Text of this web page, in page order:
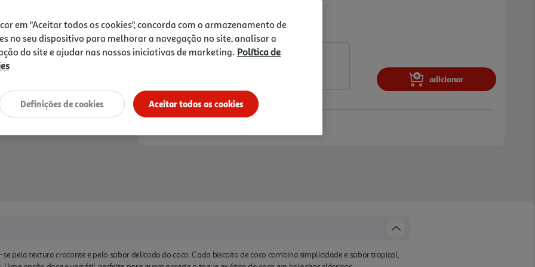
Notas de preparação
adicionar
pela textura crocante e pelo sabor delicado do coco. Cada biscoito de coco combina simplicidade e sabor tropical,
em "Aceitar todos os cookies", concorda com o armazenamento de
no seu dispositivo para melhorar a navegação no site, analisar a
do site e ajudar nas nossas iniciativas de marketing. Política de
Aceitar todos os cookies
Definições de cookies